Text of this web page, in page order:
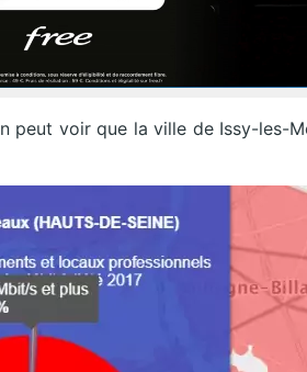
peut voir que la ville de Issy-les-